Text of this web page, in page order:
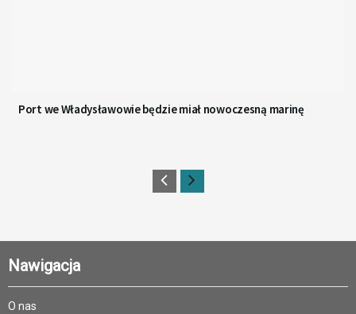
Port we Władysławowie będzie miał nowoczesną marinę
Nawigacja
O nas